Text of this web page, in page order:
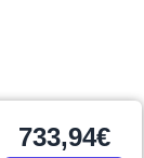
733,94€